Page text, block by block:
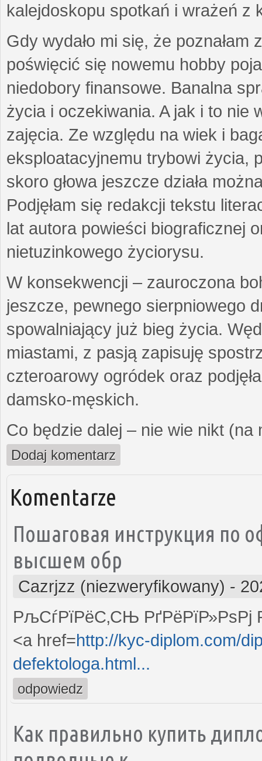
kalejdoskopu spotkań i wrażeń z
Gdy wydało mi się, że
poświęcić się nowemu hobby
niedobory finansowe. Banalna
życia i oczekiwania. A jak i to nie
zajęcia. Ze względu na wiek i
eksploatacyjnemu trybowi życia,
skoro głowa jeszcze działa
Podjęłam się redakcji tekstu
lat autora powieści biograficznej
nietuzinkowego życiorysu.
W konsekwencji – zauroczona
jeszcze, pewnego sierpniowego
spowalniający już bieg życia.
miastami, z pasją zapisuję
czteroarowy ogródek oraz
damsko-męskich.
Co będzie dalej – nie wie nikt
Dodaj komentarz
Komentarze
Пошаговая инструкция по
высшем обр
Cazrjzz (niezweryfikowany) -
РљСѓРїРёС‚СЊ РґРёРїР»РѕРј
<a href=http://kyc-diplom.com/
defektologa.html...
odpowiedz
Как правильно купить